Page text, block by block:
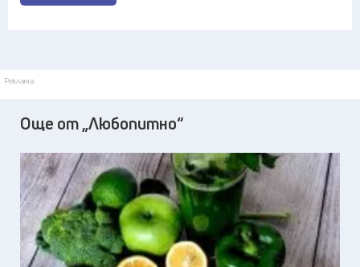
Реклама
Още от „Любопитно“